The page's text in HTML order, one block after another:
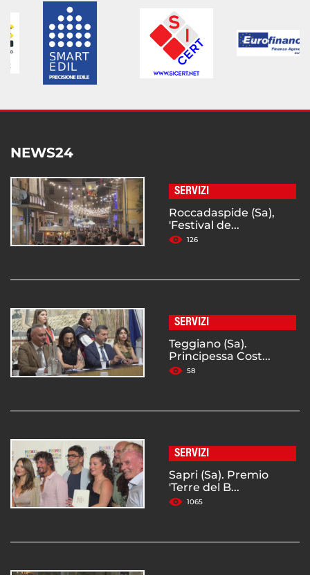
NEWS24
SERVIZI
Roccadaspide (Sa),
'Festival de...
126
SERVIZI
Teggiano (Sa).
Principessa Cost...
58
SERVIZI
Sapri (Sa). Premio
'Terre del B...
1065